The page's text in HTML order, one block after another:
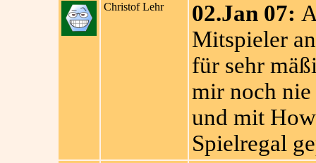
Christof Lehr 02.Jan 07:
Mitspieler
für sehr
mir noch nie
und mit
Spielregal